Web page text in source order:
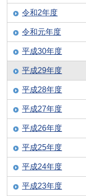
令和2年度
令和元年度
平成30年度
平成29年度
平成28年度
平成27年度
平成26年度
平成25年度
平成24年度
平成23年度